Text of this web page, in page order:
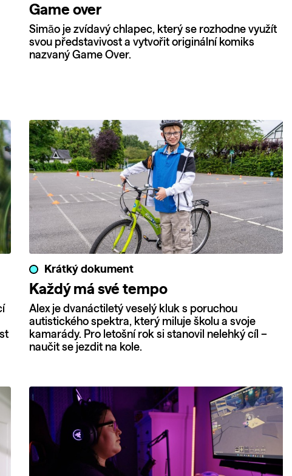
Game over
Simão je zvídavý chlapec, který se rozhodne využít
svou představivost a vytvořit originální komiks
nazvaný Game Over.
Krátký dokument
Každý má své tempo
Alex je dvanáctiletý veselý kluk s poruchou
autistického spektra, který miluje školu a svoje
kamarády. Pro letošní rok si stanovil nelehký cíl –
naučit se jezdit na kole.